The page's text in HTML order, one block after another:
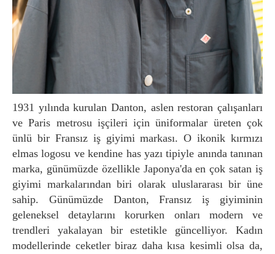
1931 yılında kurulan Danton, aslen restoran çalışanları
ve Paris metrosu işçileri için üniformalar üreten çok
ünlü bir Fransız iş giyimi markası. O ikonik kırmızı
elmas logosu ve kendine has yazı tipiyle anında tanınan
marka, günümüzde özellikle Japonya'da en çok satan iş
giyimi markalarından biri olarak uluslararası bir üne
sahip. Günümüzde Danton, Fransız iş giyiminin
geleneksel detaylarını korurken onları modern ve
trendleri yakalayan bir estetikle güncelliyor. Kadın
modellerinde ceketler biraz daha kısa kesimli olsa da,